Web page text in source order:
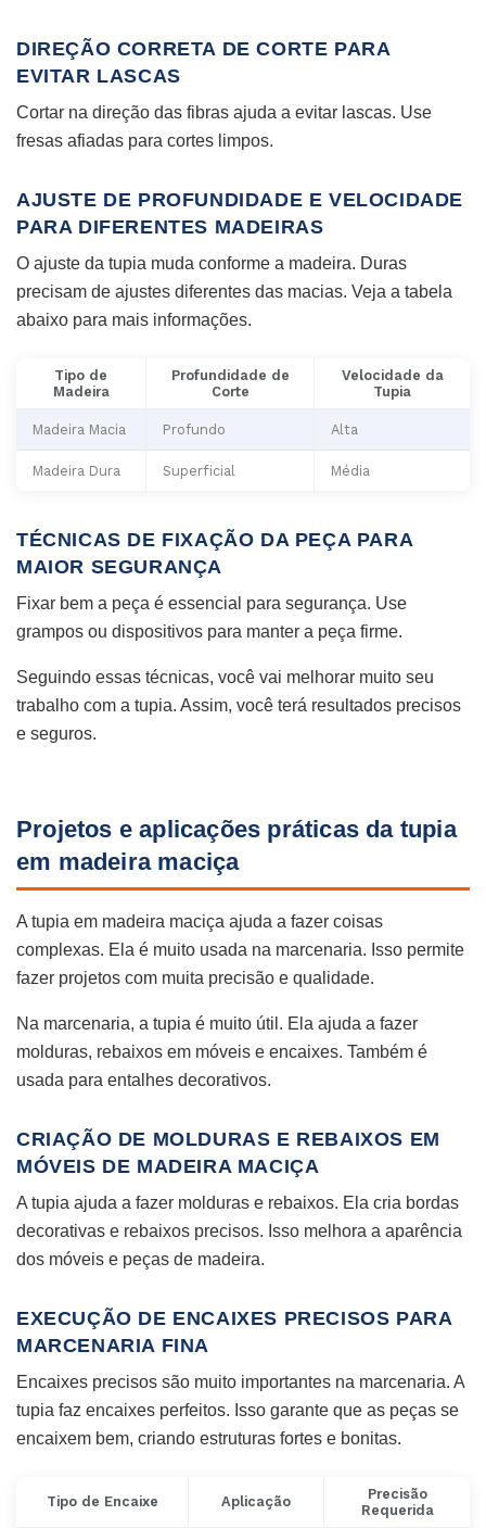
DIREÇÃO CORRETA DE CORTE PARA
EVITAR LASCAS
Cortar na direção das fibras ajuda a evitar lascas. Use
fresas afiadas para cortes limpos.
AJUSTE DE PROFUNDIDADE E VELOCIDADE
PARA DIFERENTES MADEIRAS
O ajuste da tupia muda conforme a madeira. Duras
precisam de ajustes diferentes das macias. Veja a tabela
abaixo para mais informações.
Tipo de
Madeira
Profundidade de
Corte
Velocidade da
Tupia
Madeira Macia Profundo Alta
Madeira Dura Superficial Média
TÉCNICAS DE FIXAÇÃO DA PEÇA PARA
MAIOR SEGURANÇA
Fixar bem a peça é essencial para segurança. Use
grampos ou dispositivos para manter a peça firme.
Seguindo essas técnicas, você vai melhorar muito seu
trabalho com a tupia. Assim, você terá resultados precisos
e seguros.
Projetos e aplicações práticas da tupia
em madeira maciça
A tupia em madeira maciça ajuda a fazer coisas
complexas. Ela é muito usada na marcenaria. Isso permite
fazer projetos com muita precisão e qualidade.
Na marcenaria, a tupia é muito útil. Ela ajuda a fazer
molduras, rebaixos em móveis e encaixes. Também é
usada para entalhes decorativos.
CRIAÇÃO DE MOLDURAS E REBAIXOS EM
MÓVEIS DE MADEIRA MACIÇA
A tupia ajuda a fazer molduras e rebaixos. Ela cria bordas
decorativas e rebaixos precisos. Isso melhora a aparência
dos móveis e peças de madeira.
EXECUÇÃO DE ENCAIXES PRECISOS PARA
MARCENARIA FINA
Encaixes precisos são muito importantes na marcenaria. A
tupia faz encaixes perfeitos. Isso garante que as peças se
encaixem bem, criando estruturas fortes e bonitas.
Tipo de Encaixe Aplicação
Precisão
Requerida